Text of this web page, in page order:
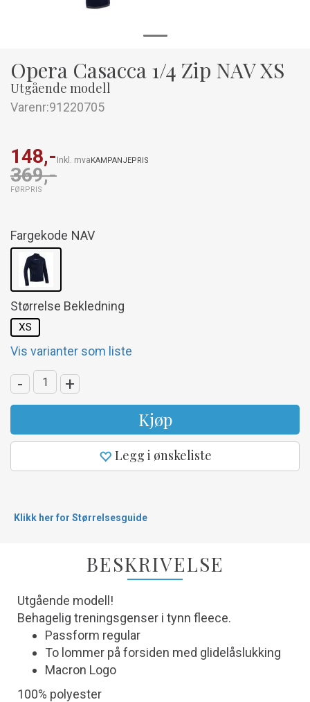
Opera Casacca 1/4 Zip NAV XS
Utgående modell
Varenr:91220705
148,- Inkl. mvaKAMPANJEPRIS
369,-
FØRPRIS
Fargekode NAV
Størrelse Bekledning
XS
Vis varianter som liste
- +
Kjøp
Legg i ønskeliste
Klikk her for Størrelsesguide
BESKRIVELSE
Utgående modell!
Behagelig treningsgenser i tynn fleece.
Passform regular
To lommer på forsiden med glidelåslukking
Macron Logo
100% polyester